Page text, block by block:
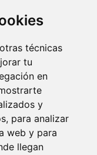
técnicas
tu
en
y
para analizar
web y para
llegan
Norte C.P. 08810
740 4476, 555 740
DEL CENTRO, S.A.